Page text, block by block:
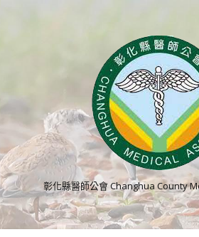
彰化縣醫師公會 Changhua County